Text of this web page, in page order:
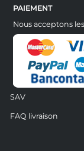
PAIEMENT
Nous acceptons
SAV
FAQ livraison